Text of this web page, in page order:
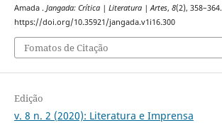
Amada . Jangada: Crítica | Literatura | Artes, 8(2), 358–364.
https://doi.org/10.35921/jangada.v1i16.300
Fomatos de Citação
Edição
v. 8 n. 2 (2020): Literatura e Imprensa